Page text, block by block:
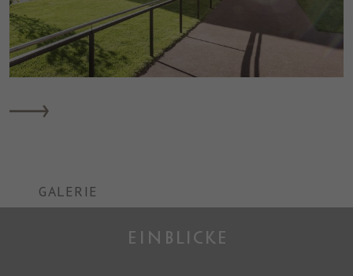
GALERIE
EINBLICKE